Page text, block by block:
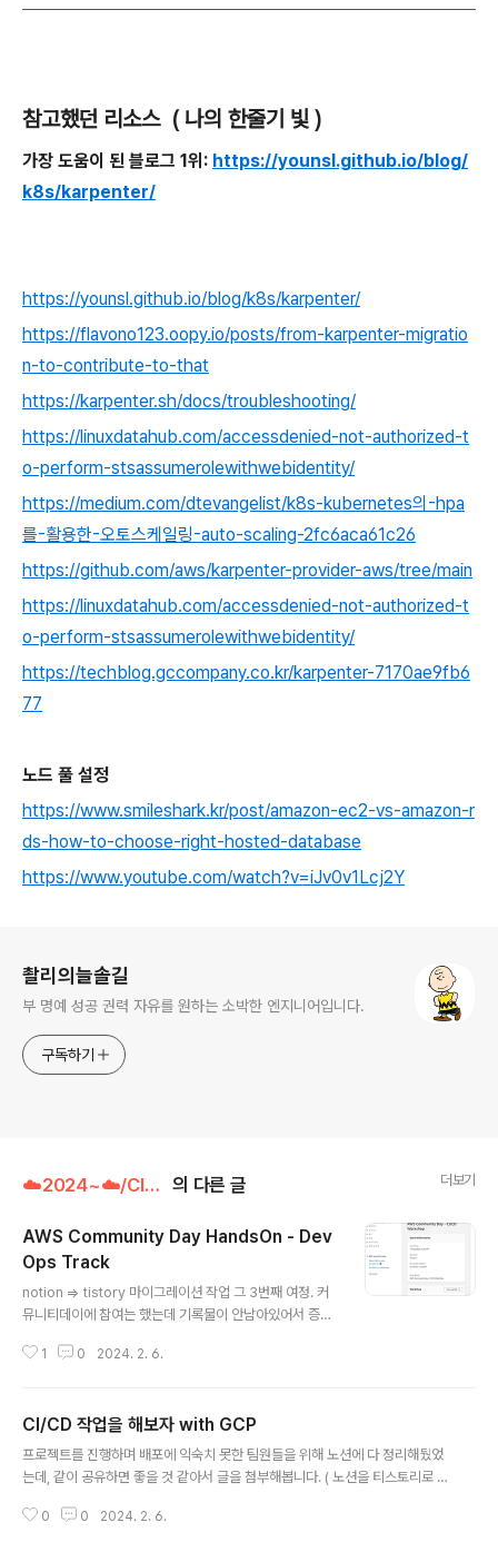
참고했던 리소스 ( 나의 한줄기 빛 )
가장 도움이 된 블로그 1위: https://younsl.github.io/blog/
k8s/karpenter/
https://younsl.github.io/blog/k8s/karpenter/
https://flavono123.oopy.io/posts/from-karpenter-migratio
n-to-contribute-to-that
https://karpenter.sh/docs/troubleshooting/
https://linuxdatahub.com/accessdenied-not-authorized-t
o-perform-stsassumerolewithwebidentity/
https://medium.com/dtevangelist/k8s-kubernetes의-hpa
를-활용한-오토스케일링-auto-scaling-2fc6aca61c26
https://github.com/aws/karpenter-provider-aws/tree/main
https://linuxdatahub.com/accessdenied-not-authorized-t
o-perform-stsassumerolewithwebidentity/
https://techblog.gccompany.co.kr/karpenter-7170ae9fb6
77
노드 풀 설정
https://www.smileshark.kr/post/amazon-ec2-vs-amazon-r
ds-how-to-choose-right-hosted-database
https://www.youtube.com/watch?v=iJv0v1Lcj2Y
촬리의늘솔길
부 명예 성공 권력 자유를 원하는 소박한 엔지니어입니다.
구독하기
☁️2024~☁️/Cloud 의 다른 글 더보기
AWS Community Day HandsOn - Dev
Ops Track
notion => tistory 마이그레이션 작업 그 3번째 여정. 커
뮤니티데이에 참여는 했는데 기록물이 안남아있어서 증거
작 글이라기 보다 그냥 ~~했다. 정도의 글로 보시면 될 것
S Workshops AWS(Amazon Web Services)를 위
한 실습 자습서 시작하기 - AWS 기반 구축을 위한 클라우
드 컴퓨팅 자습서 Workshop Studio Workshop Stud
decommit 깃헙처럼 push 하면 되는 방식의 사용법이었
1 0 2024. 2. 6.
CI/CD 작업을 해보자 with GCP
프로젝트를 진행하며 배포에 익숙치 못한 팀원들을 위해 노션에 다 정리해뒀었
는데, 같이 공유하면 좋을 것 같아서 글을 첨부해봅니다. ( 노션을 티스토리로 옮
site/CI-CD-with-GCP-91940bdaaece4ea48fd6118df2c78c6a?p
0 0 2024. 2. 6.